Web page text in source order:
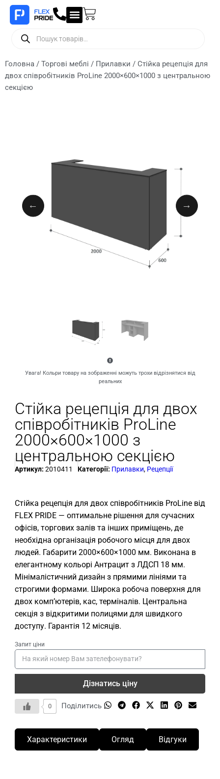
Головна / Торгові меблі / Прилавки / Стійка рецепція для
двох співробітників ProLine 2000×600×1000 з центральною
секцією
Увага! Кольри товару на зображенні можуть трохи відрізнятися від
реальних
Стійка рецепція для двох
співробітників ProLine
2000×600×1000 з
центральною секцією
Артикул: 2010411 Категорії: Прилавки, Рецепції
Стійка рецепція для двох співробітників ProLine від
FLEX PRIDE — оптимальне рішення для сучасних
офісів, торгових залів та інших приміщень, де
необхідна організація робочого місця для двох
людей. Габарити 2000×600×1000 мм. Виконана в
елегантному кольорі Антрацит з ЛДСП 18 мм.
Мінімалістичний дизайн з прямими лініями та
строгими формами. Широка робоча поверхня для
двох комп’ютерів, кас, терміналів. Центральна
секція з відкритими полицями для швидкого
доступу. Гарантія 12 місяців.
Запит ціни
Дізнатись ціну
0 Поділитись
Характеристики Огляд Відгуки